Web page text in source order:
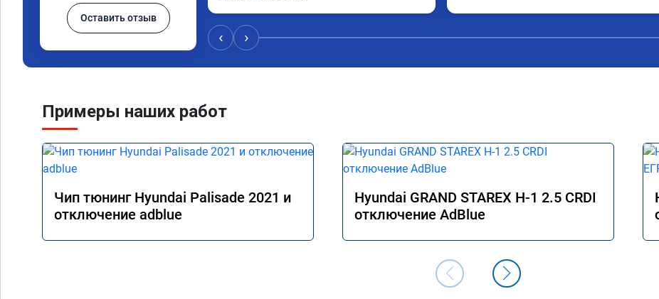
Оставить отзыв
качественно сделал работу. Спасибо
большое и процветания сервису!!!
‹ ›
Примеры наших работ
Чип тюнинг Hyundai Palisade 2021 и
отключение adblue
Hyundai GRAND STAREX H-1 2.5 CRDI
отключение AdBlue